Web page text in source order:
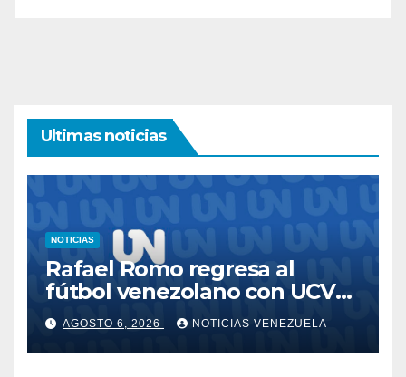
Ultimas noticias
NOTICIAS
Rafael Romo regresa al
fútbol venezolano con UCV
FCAGOSTO 6, 2026 NOTICIAS VENEZUELA